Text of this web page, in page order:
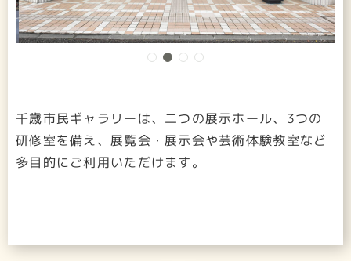
千歳市民ギャラリーは、二つの展示ホール、3つの
研修室を備え、展覧会・展示会や芸術体験教室など
多目的にご利用いただけます。